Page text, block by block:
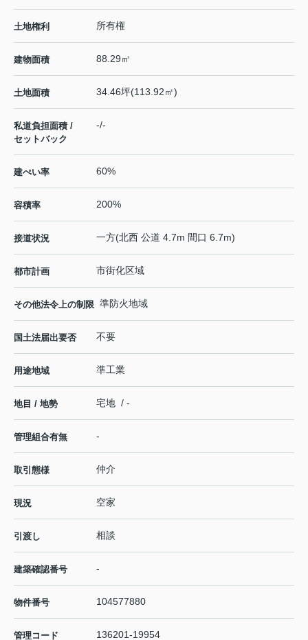
土地権利 所有権
建物面積 88.29㎡
土地面積 34.46坪(113.92㎡)
私道負担面積 /
セットバック
-/-
建ぺい率 60%
容積率 200%
接道状況 一方(北西 公道 4.7m 間口 6.7m)
都市計画 市街化区域
その他法令上の制限 準防火地域
国土法届出要否 不要
用途地域 準工業
地目 / 地勢 宅地 / -
管理組合有無 -
取引態様 仲介
現況 空家
引渡し 相談
建築確認番号 -
物件番号 104577880
管理コード 136201-19954